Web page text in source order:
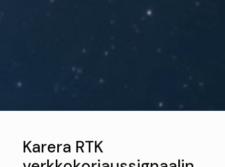
Karera RTK